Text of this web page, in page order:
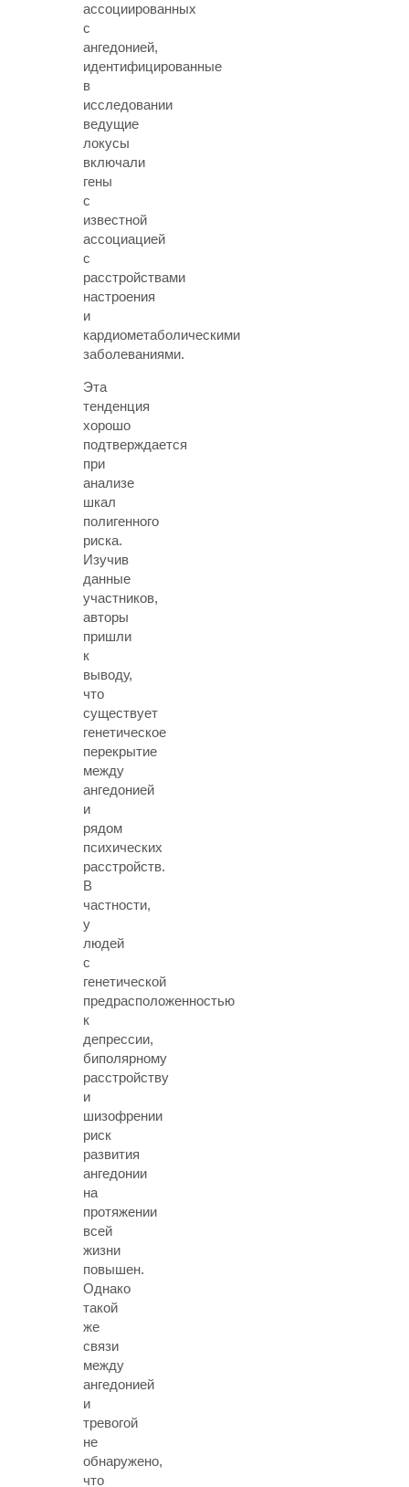
ассоциированных
с
ангедонией,
идентифицированные
в
исследовании
ведущие
локусы
включали
гены
с
известной
ассоциацией
с
расстройствами
настроения
и
кардиометаболическими
заболеваниями.
Эта
тенденция
хорошо
подтверждается
при
анализе
шкал
полигенного
риска.
Изучив
данные
участников,
авторы
пришли
к
выводу,
что
существует
генетическое
перекрытие
между
ангедонией
и
рядом
психических
расстройств.
В
частности,
у
людей
с
генетической
предрасположенностью
к
депрессии,
биполярному
расстройству
и
шизофрении
риск
развития
ангедонии
на
протяжении
всей
жизни
повышен.
Однако
такой
же
связи
между
ангедонией
и
тревогой
не
обнаружено,
что